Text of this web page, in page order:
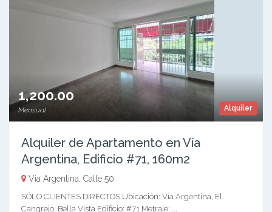
Alquiler
1,200.00
Mensual
Alquiler de Apartamento en Vía
Argentina, Edificio #71, 160m2
Via Argentina, Calle 50
SÓLO CLIENTES DIRECTOS Ubicación: Vía Argentina, El
Cangrejo, Bella Vista Edificio: #71 Metraje: ...